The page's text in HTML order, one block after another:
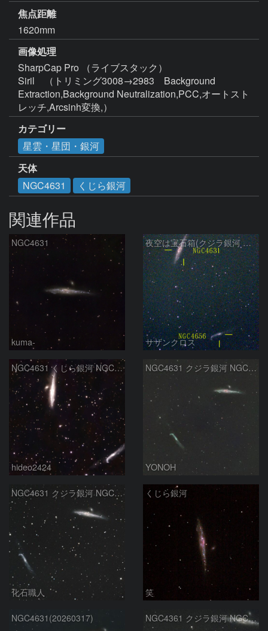
焦点距離
1620mm
画像処理
SharpCap Pro （ライブスタック）
Siril　（トリミング3008→2983　Background
Extraction,Background Neutralization,PCC,オートスト
レッチ,Arcsinh変換,）
カテゴリー
星雲・星団・銀河
天体
NGC4631
くじら銀河
関連作品
NGC4631
kuma-
夜空は宝石箱(クジラ銀河 NGC4631) Seestar50
サザンクロス
NGC4631 くじら銀河 NGC4656
hideo2424
NGC4631 クジラ銀河 NGC4656 ホッケースティック銀河
YONOH
NGC4631 クジラ銀河 NGC4656 りょうけん座
化石職人
くじら銀河
笑
NGC4631(20260317) NGC4361 クジラ銀河 NGC4656 りょうけん座